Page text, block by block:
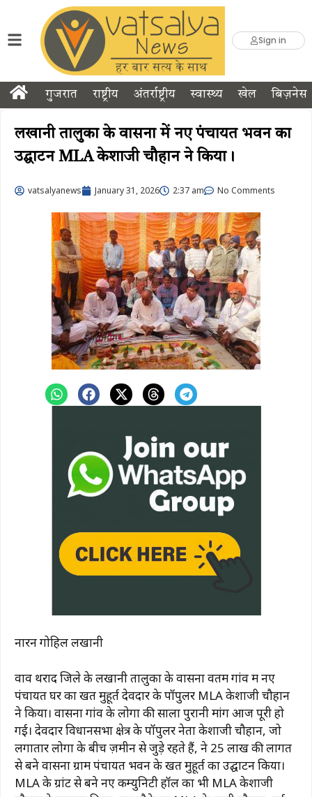
Sign in
गुजरात राष्ट्रीय अंतर्राष्ट्रीय स्वास्थ्य खेल बिज़नेस
लखानी तालुका के वासना में नए पंचायत भवन का
उद्घाटन MLA केशाजी चौहान ने किया।
vatsalyanews January 31, 2026 2:37 am No Comments
नारन गोहिल लखानी
वाव थराद जिले के लखानी तालुका के वासना वतम गांव में नए
पंचायत घर का खत मुहूर्त देवदार के पॉपुलर MLA केशाजी चौहान
ने किया। वासना गांव के लोगों की सालों पुरानी मांग आज पूरी हो
गई। देवदार विधानसभा क्षेत्र के पॉपुलर नेता केशाजी चौहान, जो
लगातार लोगों के बीच ज़मीन से जुड़े रहते हैं, ने 25 लाख की लागत
से बने वासना ग्राम पंचायत भवन के खत मुहूर्त का उद्घाटन किया।
MLA के ग्रांट से बने नए कम्युनिटी हॉल का भी MLA केशाजी